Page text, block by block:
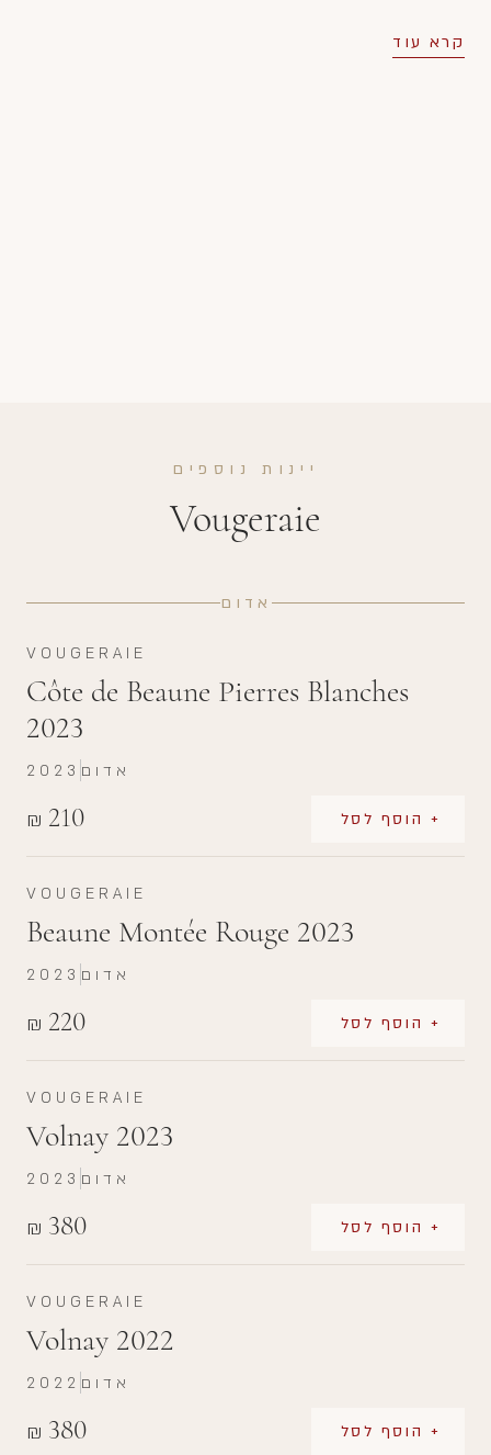
קרא עוד
יינות נוספים
Vougeraie
אדום
VOUGERAIE
Côte de Beaune Pierres Blanches
2023
₪ 210 + הוסף לסל
2023 אדום
VOUGERAIE
Beaune Montée Rouge 2023
₪ 220 + הוסף לסל
2023 אדום
VOUGERAIE
Volnay 2023
₪ 380 + הוסף לסל
2023 אדום
VOUGERAIE
Volnay 2022
₪ 380 + הוסף לסל
2022 אדום